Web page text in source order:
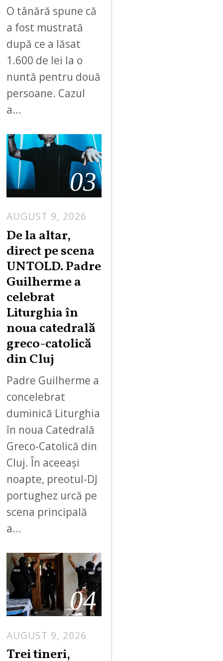
O tânără spune că
a fost mustrată
după ce a lăsat
1.600 de lei la o
nuntă pentru două
persoane. Cazul
a…
03
AUGUST 9, 2026
De la altar,
direct pe scena
UNTOLD. Padre
Guilherme a
celebrat
Liturghia în
noua catedrală
greco-catolică
din Cluj
Padre Guilherme a
concelebrat
duminică Liturghia
în noua Catedrală
Greco-Catolică din
Cluj. În aceeași
noapte, preotul-DJ
portughez urcă pe
scena principală
a…
04
AUGUST 9, 2026
Trei tineri,